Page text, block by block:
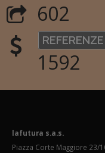
602
1592
lafutura s.a.s.
Piazza Corte Maggiore 23/